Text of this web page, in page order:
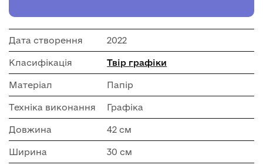
Дата створення 2022
Класифікація Твір графіки
Матеріал Папір
Техніка виконання Графіка
Довжина 42 см
Ширина 30 см